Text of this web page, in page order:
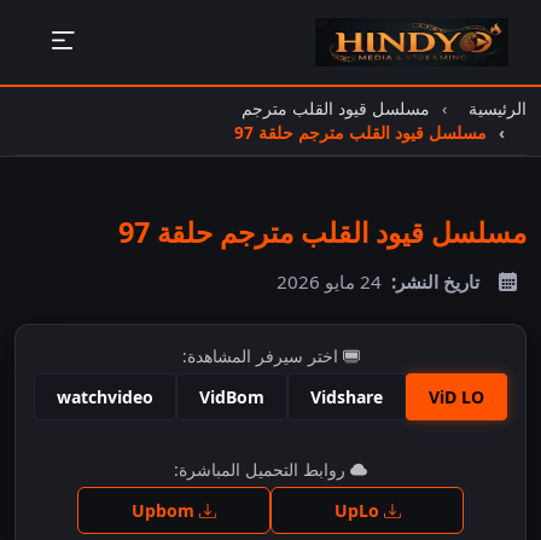
الرئيسية
مسلسل قيود القلب مترجم
مسلسل قيود القلب مترجم حلقة 97
مسلسل قيود القلب مترجم حلقة 97
تاريخ النشر: 24 مايو 2026
اختر سيرفر المشاهدة:
ViD LO
Vidshare
VidBom
watchvideo
اضغط للمشاهدة
روابط التحميل المباشرة: